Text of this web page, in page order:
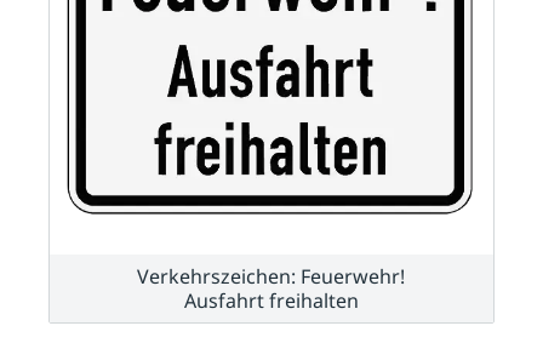
Verkehrszeichen: Feuerwehr!
Ausfahrt freihalten